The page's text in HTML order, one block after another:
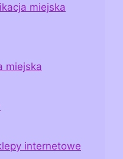
miejska
miejska
internetowe